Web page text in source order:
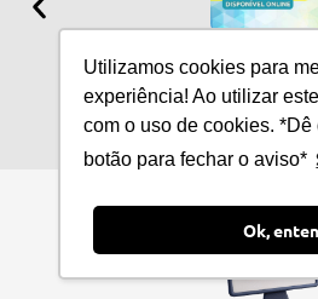
Utilizamos cookies para
experiência! Ao utilizar
com o uso de cookies.
botão para fechar o aviso*
Ok,
SIMPÓSIO DE